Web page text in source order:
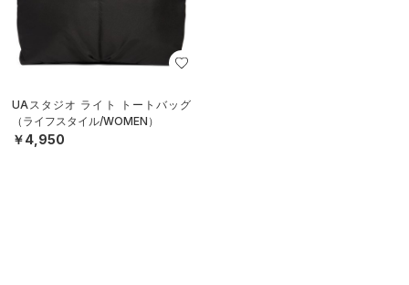
UAスタジオ ライト トートバッグ
（ライフスタイル/WOMEN）
￥4,950